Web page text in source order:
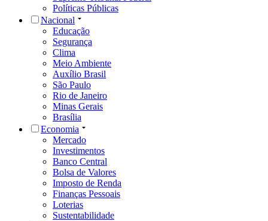
Políticas Públicas
Nacional
Educação
Segurança
Clima
Meio Ambiente
Auxílio Brasil
São Paulo
Rio de Janeiro
Minas Gerais
Brasília
Economia
Mercado
Investimentos
Banco Central
Bolsa de Valores
Imposto de Renda
Finanças Pessoais
Loterias
Sustentabilidade